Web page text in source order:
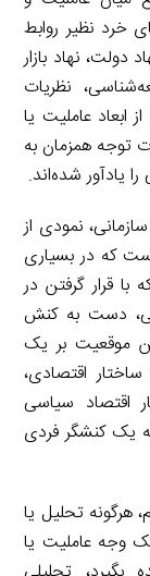
خرد نظیر روابط
دولت، نهاد بازار
نظریات
ابعاد عاملیت یا
توجه همزمان به
یادآور شده‌اند.
نمودی از
که در بسیاری
قرار گرفتن در
دست به کنش
موقعیت بر یک
اقتصادی،
اقتصاد سیاسی
یک کنشگر فردی
هرگونه تحلیل یا
وجه عاملیت یا